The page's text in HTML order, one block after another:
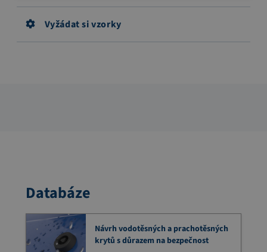
Vyžádat si vzorky
Databáze
Návrh vodotěsných a prachotěsných
krytů s důrazem na bezpečnost